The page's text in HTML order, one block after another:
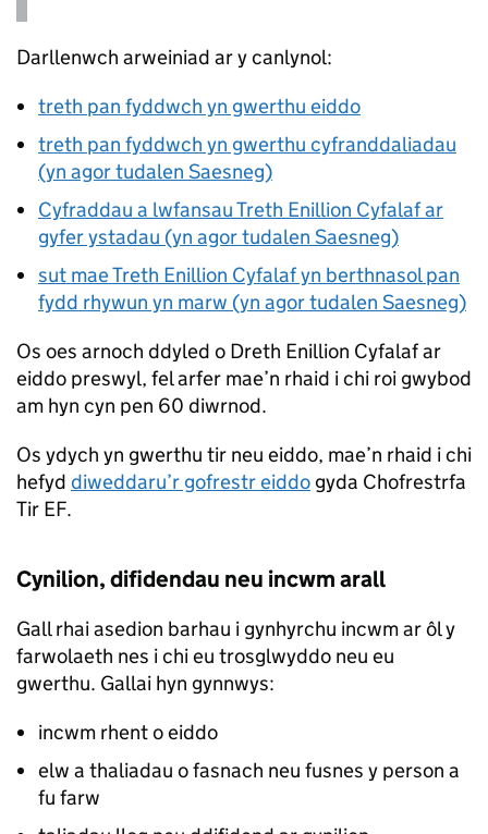
Darllenwch arweiniad ar y canlynol:
treth pan fyddwch yn gwerthu eiddo
treth pan fyddwch yn gwerthu cyfranddaliadau
(yn agor tudalen Saesneg)
Cyfraddau a lwfansau Treth Enillion Cyfalaf ar
gyfer ystadau (yn agor tudalen Saesneg)
sut mae Treth Enillion Cyfalaf yn berthnasol pan
fydd rhywun yn marw (yn agor tudalen Saesneg)
Os oes arnoch ddyled o Dreth Enillion Cyfalaf ar
eiddo preswyl, fel arfer mae’n rhaid i chi roi gwybod
am hyn cyn pen 60 diwrnod.
Os ydych yn gwerthu tir neu eiddo, mae’n rhaid i chi
hefyd diweddaru’r gofrestr eiddo gyda Chofrestrfa
Tir EF.
Cynilion, difidendau neu incwm arall
Gall rhai asedion barhau i gynhyrchu incwm ar ôl y
farwolaeth nes i chi eu trosglwyddo neu eu
gwerthu. Gallai hyn gynnwys:
incwm rhent o eiddo
elw a thaliadau o fasnach neu fusnes y person a
fu farw